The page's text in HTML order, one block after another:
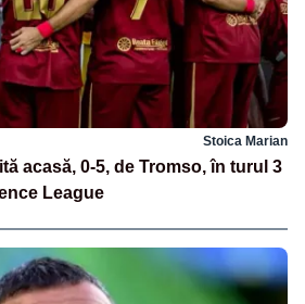
Stoica Marian
acasă, 0-5, de Tromso, în turul 3
League